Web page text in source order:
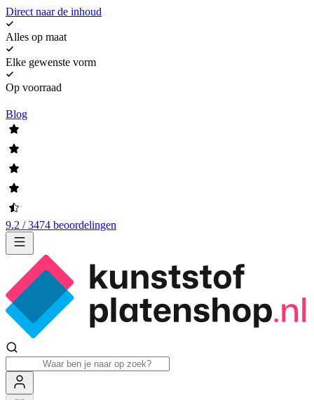
Direct naar de inhoud
Alles op maat
Elke gewenste vorm
Op voorraad
Blog
9.2 / 3474 beoordelingen